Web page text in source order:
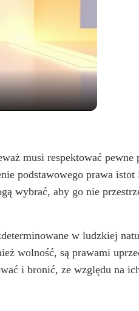
musi respektować pewne
podstawowego prawa
wybrać, aby go nie
w ludzkiej
wolność, są prawami
i bronić, ze względu na